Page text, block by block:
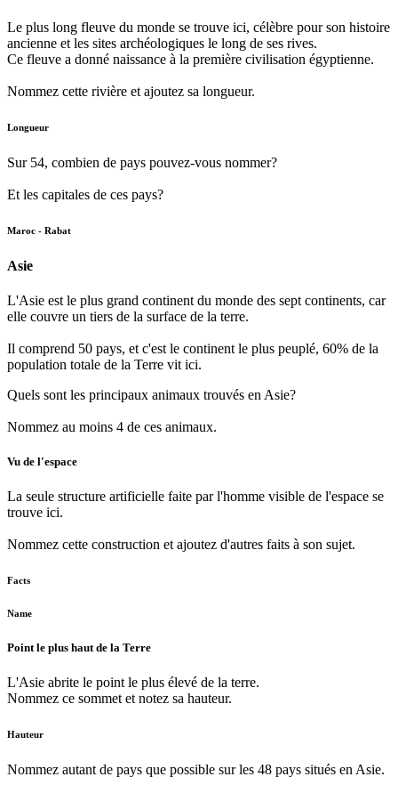
Le plus long fleuve du monde se trouve ici, célèbre pour son histoire
ancienne et les sites archéologiques le long de ses rives.
Ce fleuve a donné naissance à la première civilisation égyptienne.
Nommez cette rivière et ajoutez sa longueur.
Longueur
Sur 54, combien de pays pouvez-vous nommer?
Et les capitales de ces pays?
Maroc - Rabat
Asie
L'Asie est le plus grand continent du monde des sept continents, car
elle couvre un tiers de la surface de la terre.
Il comprend 50 pays, et c'est le continent le plus peuplé, 60% de la
population totale de la Terre vit ici.
Quels sont les principaux animaux trouvés en Asie?
Nommez au moins 4 de ces animaux.
Vu de l'espace
La seule structure artificielle faite par l'homme visible de l'espace se
trouve ici.
Nommez cette construction et ajoutez d'autres faits à son sujet.
Facts
Name
Point le plus haut de la Terre
L'Asie abrite le point le plus élevé de la terre.
Nommez ce sommet et notez sa hauteur.
Hauteur
Nommez autant de pays que possible sur les 48 pays situés en Asie.